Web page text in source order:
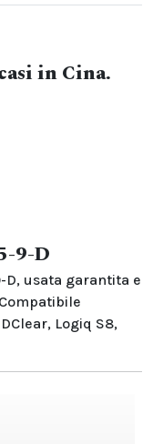
in Cina.
9-D
D, usata garantita e
Logiq S8,